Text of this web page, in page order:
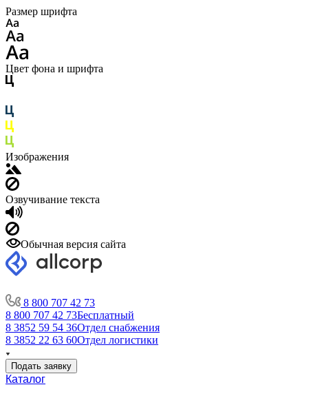
Размер шрифта
Цвет фона и шрифта
Изображения
Озвучивание текста
Обычная версия сайта
8 800 707 42 73
8 800 707 42 73Бесплатный
8 3852 59 54 36Отдел снабжения
8 3852 22 63 60Отдел логистики
Подать заявку
Каталог